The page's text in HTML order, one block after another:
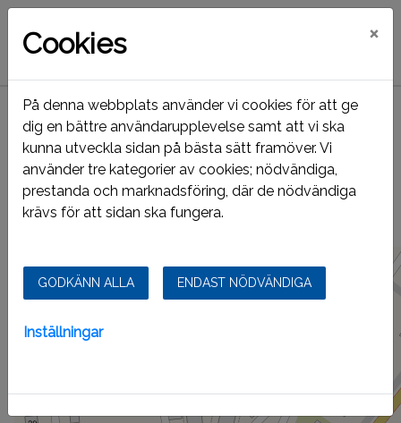
Hem Ledigt just nu Våra områden Västra
Västra
Lediga lägenheter
Cookies ×
På denna webbplats använder vi cookies för att ge
dig en bättre användarupplevelse samt att vi ska
kunna utveckla sidan på bästa sätt framöver. Vi
använder tre kategorier av cookies; nödvändiga,
prestanda och marknadsföring, där de nödvändiga
krävs för att sidan ska fungera.
GODKÄNN ALLA ENDAST NÖDVÄNDIGA
Inställningar